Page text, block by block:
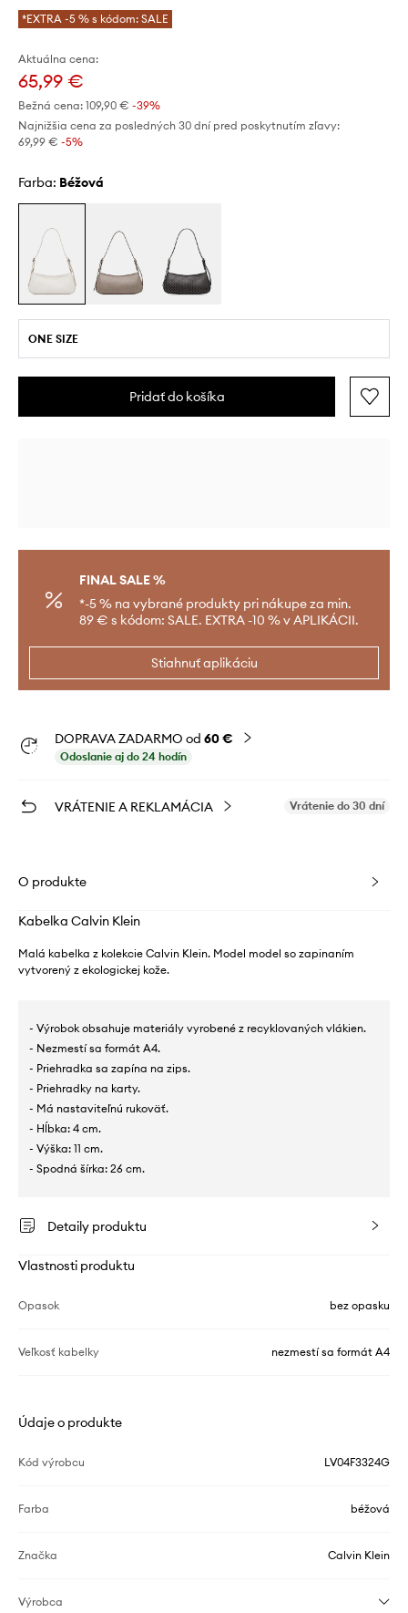
*EXTRA -5 % s kódom: SALE
Aktuálna cena:
65,99 €
Bežná cena: 109,90 € -39%
Najnižšia cena za posledných 30 dní pred poskytnutím zľavy:
69,99 € -5%
Farba: béžová
ONE SIZE
Pridať do košíka
FINAL SALE %
*-5 % na vybrané produkty pri nákupe za min.
89 € s kódom: SALE. EXTRA -10 % v APLIKÁCII.
Stiahnuť aplikáciu
DOPRAVA ZADARMO od 60 €
Odoslanie aj do 24 hodín
VRÁTENIE A REKLAMÁCIA Vrátenie do 30 dní
O produkte
Kabelka Calvin Klein
Malá kabelka z kolekcie Calvin Klein. Model model so zapinaním
vytvorený z ekologickej kože.
- Výrobok obsahuje materiály vyrobené z recyklovaných vlákien.
- Nezmestí sa formát A4.
- Priehradka sa zapína na zips.
- Priehradky na karty.
- Má nastaviteľnú rukoväť.
- Hĺbka: 4 cm.
- Výška: 11 cm.
- Spodná šírka: 26 cm.
Detaily produktu
Vlastnosti produktu
Opasok bez opasku
Veľkosť kabelky nezmestí sa formát A4
Údaje o produkte
Kód výrobcu LV04F3324G
Farba béžová
Značka Calvin Klein
Výrobca